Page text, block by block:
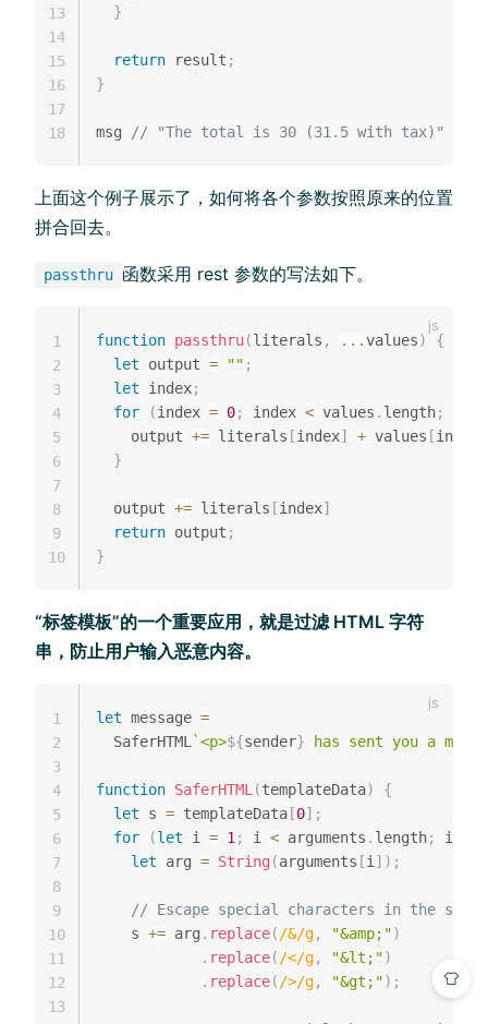
}
return result ;
}
msg // "The total is 30 (31.5 with tax)"
13
14
15
16
17
18
上面这个例子展示了，如何将各个参数按照原来的位置
拼合回去。
passthru 函数采用 rest 参数的写法如下。
function passthru(literals , ...values)
{
let output = "" ;
let index;
for
(index = 0; index < values . length;
    output
+= literals [index] + values [index
}
  output
+= literals [index]
return output ;
}
1
2
3
4
5
6
7
8
9
10
“标签模板”的一个重要应用，就是过滤 HTML 字符
串，防止用户输入恶意内容。
let message =
  SaferHTML
`<p>${sender} has sent you a
function SaferHTML (templateData)
{
let s = templateData[0] ;
for
(let i = 1 ; i < arguments . length; i
let arg = String (arguments [i ] ) ;
// Escape special characters in the
    s
+= arg . replace( /&/g, "&amp;")
. replace( /</g, "&lt;")
. replace( />/g, "&gt;") ;
1
2
3
4
5
6
7
8
9
10
11
12
13